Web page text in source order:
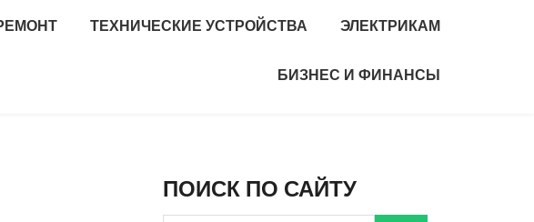
ТЕХНИЧЕСКИЕ УСТРОЙСТВА ЭЛЕКТРИКАМ
БИЗНЕС И ФИНАНСЫ
ПОИСК ПО САЙТУ